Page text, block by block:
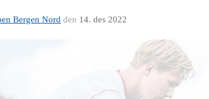
Bergen Nord den 14. des 2022